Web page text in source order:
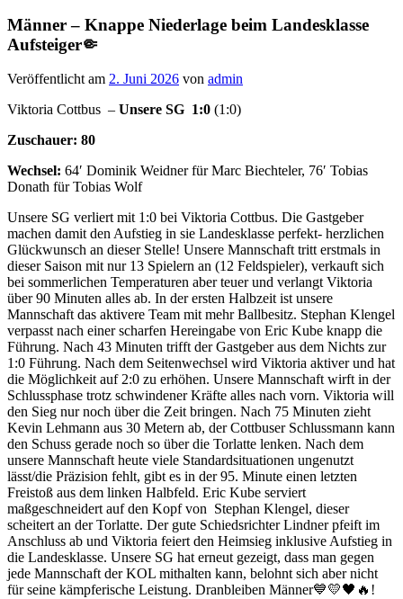
Männer – Knappe Niederlage beim Landesklasse
Aufsteiger🤏
Veröffentlicht am 2. Juni 2026 von admin
Viktoria Cottbus – Unsere SG 1:0 (1:0)
Zuschauer: 80
Wechsel: 64′ Dominik Weidner für Marc Biechteler, 76′ Tobias
Donath für Tobias Wolf
Unsere SG verliert mit 1:0 bei Viktoria Cottbus. Die Gastgeber
machen damit den Aufstieg in sie Landesklasse perfekt- herzlichen
Glückwunsch an dieser Stelle! Unsere Mannschaft tritt erstmals in
dieser Saison mit nur 13 Spielern an (12 Feldspieler), verkauft sich
bei sommerlichen Temperaturen aber teuer und verlangt Viktoria
über 90 Minuten alles ab. In der ersten Halbzeit ist unsere
Mannschaft das aktivere Team mit mehr Ballbesitz. Stephan Klengel
verpasst nach einer scharfen Hereingabe von Eric Kube knapp die
Führung. Nach 43 Minuten trifft der Gastgeber aus dem Nichts zur
1:0 Führung. Nach dem Seitenwechsel wird Viktoria aktiver und hat
die Möglichkeit auf 2:0 zu erhöhen. Unsere Mannschaft wirft in der
Schlussphase trotz schwindener Kräfte alles nach vorn. Viktoria will
den Sieg nur noch über die Zeit bringen. Nach 75 Minuten zieht
Kevin Lehmann aus 30 Metern ab, der Cottbuser Schlussmann kann
den Schuss gerade noch so über die Torlatte lenken. Nach dem
unsere Mannschaft heute viele Standardsituationen ungenutzt
lässt/die Präzision fehlt, gibt es in der 95. Minute einen letzten
Freistoß aus dem linken Halbfeld. Eric Kube serviert
maßgeschneidert auf den Kopf von Stephan Klengel, dieser
scheitert an der Torlatte. Der gute Schiedsrichter Lindner pfeift im
Anschluss ab und Viktoria feiert den Heimsieg inklusive Aufstieg in
die Landesklasse. Unsere SG hat erneut gezeigt, dass man gegen
jede Mannschaft der KOL mithalten kann, belohnt sich aber nicht
für seine kämpferische Leistung. Dranbleiben Männer💙💛🖤🔥!